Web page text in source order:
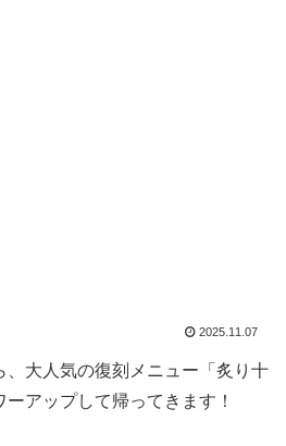
2025.11.07
、大人気の復刻メニュー「炙り十
アップして帰ってきます！